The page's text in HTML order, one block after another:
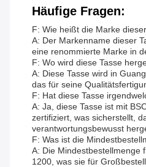
Häufige Fragen:
F: Wie heißt die Marke
A: Der Markenname dieser
eine renommierte Marke in
F: Wo wird diese Tasse
A: Diese Tasse wird in
das für seine
F: Hat diese Tasse
A: Ja, diese Tasse ist mit
zertifiziert, was sicherstellt,
verantwortungsbewusst
F: Was ist die
A: Die Mindestbestellmenge
1200, was sie für